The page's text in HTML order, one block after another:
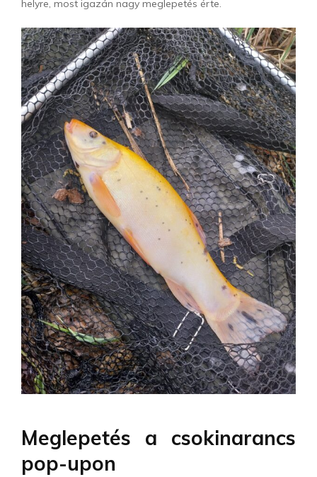
helyre, most igazán nagy meglepetés érte.
Meglepetés a csokinarancs
pop-upon